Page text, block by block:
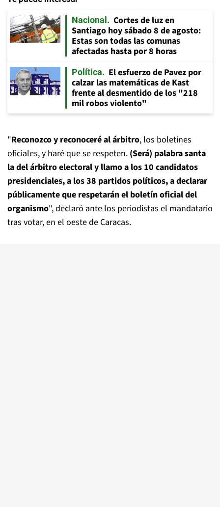
Nacional
Cortes de luz en
Santiago hoy sábado 8 de agosto:
Estas son todas las comunas
afectadas hasta por 8 horas
Política
El esfuerzo de Pavez por
calzar las matemáticas de Kast
frente al desmentido de los "218
mil robos violento"
"Reconozco y reconoceré al árbitro, los boletines
oficiales, y haré que se respeten. (Será) palabra santa
la del árbitro electoral y llamo a los 10 candidatos
presidenciales, a los 38 partidos políticos, a declarar
públicamente que respetarán el boletín oficial del
organismo", declaró ante los periodistas el mandatario
tras votar, en el oeste de Caracas.